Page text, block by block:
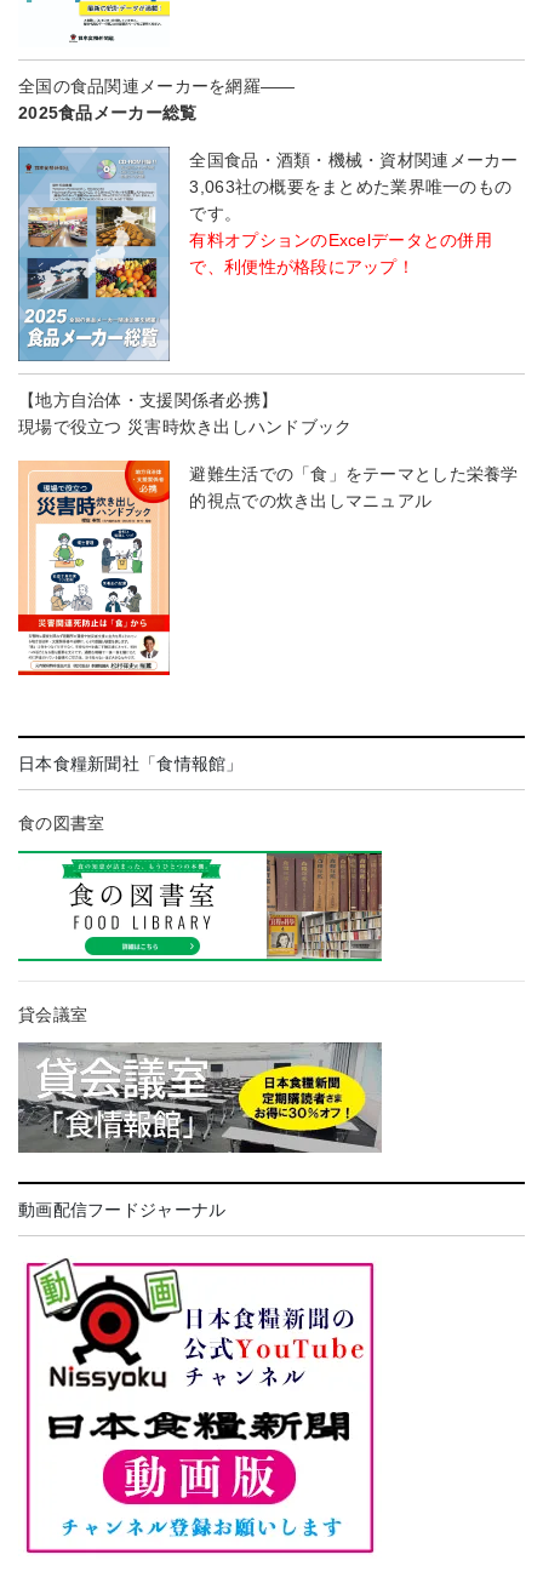
全国の食品関連メーカーを網羅――
2025食品メーカー総覧
全国食品・酒類・機械・資材関連メーカー
3,063社の概要をまとめた業界唯一のもの
です。
有料オプションのExcelデータとの併用
で、利便性が格段にアップ！
【地方自治体・支援関係者必携】
現場で役立つ 災害時炊き出しハンドブック
避難生活での「食」をテーマとした栄養学
的視点での炊き出しマニュアル
日本食糧新聞社「食情報館」
食の図書室
貸会議室
動画配信フードジャーナル